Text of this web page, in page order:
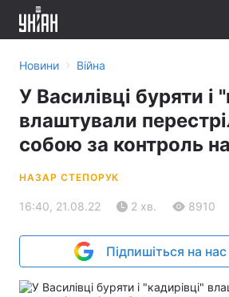
Новини › Війна
У Василівці буряти і
влаштували
собою за контроль
НАЗАР СТЕПОРУК
16:40, 21.08.22 2 хв. 8910
Підпишіться на